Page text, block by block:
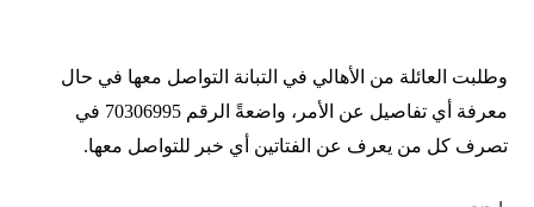
وطلبت العائلة من الأهالي في التبانة التواصل معها في حال
معرفة أي تفاصيل عن الأمر، واضعةً الرقم 70306995
في
تصرف كل من يعرف عن الفتاتين أي خبر للتواصل معها.